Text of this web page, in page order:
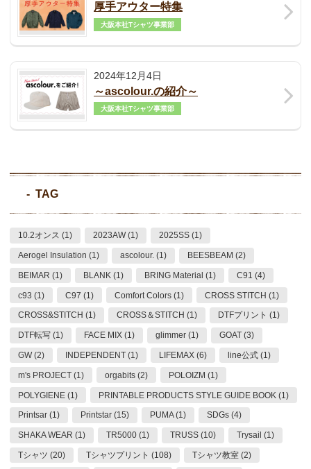
厚手アウター特集
大阪本社Tシャツ事業部
2024年12月4日
～ascolour.の紹介～
大阪本社Tシャツ事業部
TAG
10.2オンス (1) 2023AW (1) 2025SS (1)
Aerogel Insulation (1) ascolour. (1) BEESBEAM (2)
BEIMAR (1) BLANK (1) BRING Material (1) C91 (4)
c93 (1) C97 (1) Comfort Colors (1) CROSS STITCH (1)
CROSS&STITCH (1) CROSS＆STITCH (1) DTFプリント (1)
DTF転写 (1) FACE MIX (1) glimmer (1) GOAT (3)
GW (2) INDEPENDENT (1) LIFEMAX (6) line公式 (1)
m's PROJECT (1) orgabits (2) POLOIZM (1)
POLYGIENE (1) PRINTABLE PRODUCTS STYLE GUIDE BOOK (1)
Printsar (1) Printstar (15) PUMA (1) SDGs (4)
SHAKA WEAR (1) TR5000 (1) TRUSS (10) Trysail (1)
Tシャツ (20) Tシャツプリント (108) Tシャツ教室 (2)